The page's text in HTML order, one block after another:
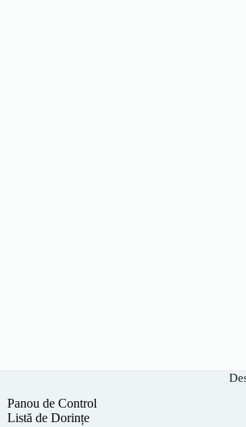
Panou de Control
Listă de Dorințe